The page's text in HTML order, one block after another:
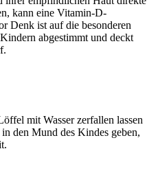
kann eine Vitamin-D-
Denk ist auf die besonderen
abgestimmt und deckt
mit Wasser zerfallen lassen
den Mund des Kindes geben,